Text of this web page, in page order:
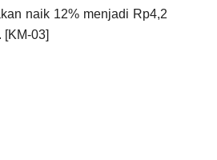
naik 12% menjadi Rp4,2
03]